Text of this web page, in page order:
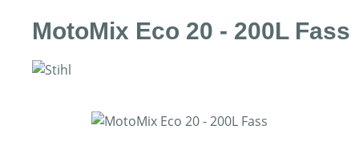
MotoMix Eco 20 - 200L Fass
Bildergalerie überspringen